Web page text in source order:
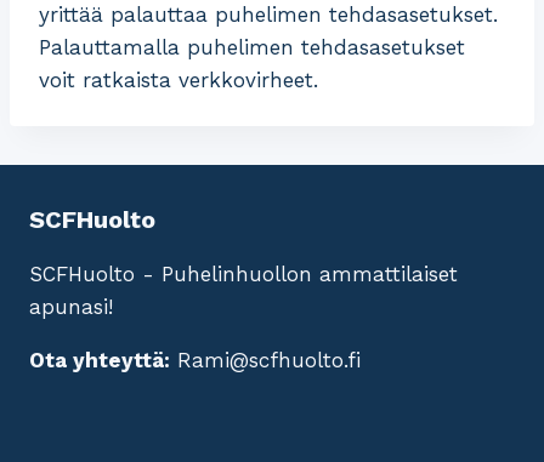
yrittää palauttaa puhelimen tehdasasetukset.
Palauttamalla puhelimen tehdasasetukset
voit ratkaista verkkovirheet.
SCFHuolto
SCFHuolto - Puhelinhuollon ammattilaiset
apunasi!
Ota yhteyttä: Rami@scfhuolto.fi